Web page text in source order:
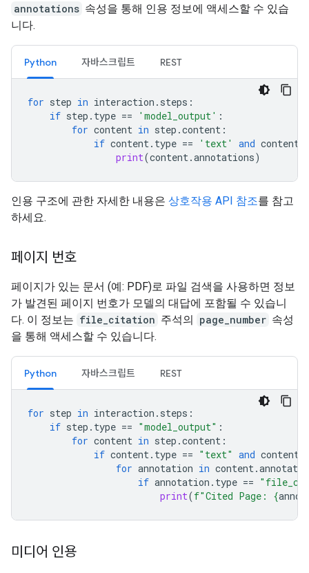
annotations 속성을 통해 인용 정보에 액세스할 수 있습
니다.
Python 자바스크립트 REST
for step in interaction . steps :
if step . type == 'model_output' :
for content in step .content :
if content. type == 'text' and content
print(content.annotations)
인용 구조에 관한 자세한 내용은 상호작용 API 참조를 참고
하세요.
페이지 번호
페이지가 있는 문서 (예: PDF)로 파일 검색을 사용하면 정보
가 발견된 페이지 번호가 모델의 대답에 포함될 수 있습니
다. 이 정보는 file_citation 주석의 page_number 속성
을 통해 액세스할 수 있습니다.
Python 자바스크립트 REST
for step in interaction . steps :
if step . type == "model_output" :
for content in step .content :
if content. type == "text" and content
for annotation in content.
if annotation . type ==
print(f"Cited Page: {
미디어 인용